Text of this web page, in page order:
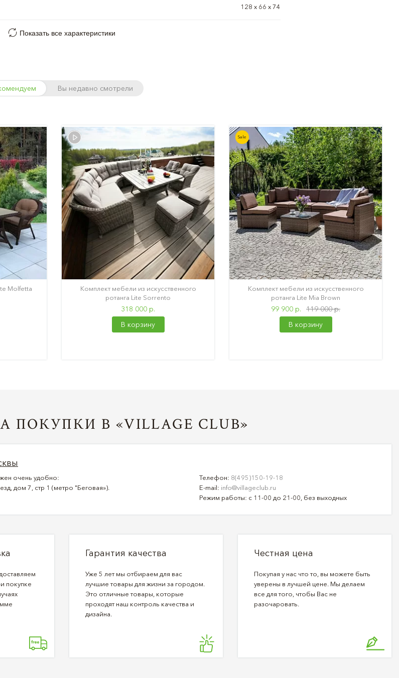
128 x 66 x 74
Показать все характеристики
Вы недавно смотрели
Molfetta
Комплект мебели из искусственного
ротанга Lite Sorrento
318 000 р.
В корзину
Sale
Комплект мебели из искусственного
ротанга Lite Mia Brown
99 900 р.
119 000 р.
В корзину
В «VILLAGE CLUB»
очень удобно:
дом 7, стр 1 (метро "Беговая»).
Телефон: 8(495)150-19-18
E-mail: info@villageclub.ru
Режим работы: с 11-00 до 21-00, без выходных
покупке
Гарантия качества
Уже 5 лет мы отбираем для вас
лучшие товары для жизни за городом.
Это отличные товары, которые
проходят наш контроль качества и
дизайна.
Честная цена
Покупая у нас что то, вы можете быть
уверены в лучшей цене. Мы делаем
все для того, чтобы Вас не
разочаровать.